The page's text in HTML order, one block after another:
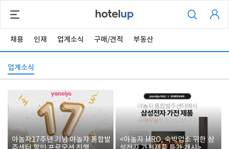
채용 인재 업계소식 구매/견적 부동산
업계소식
야놀자17주년 기념 야놀자 통합발
<야놀자 MRO, 숙박업소 위한 삼